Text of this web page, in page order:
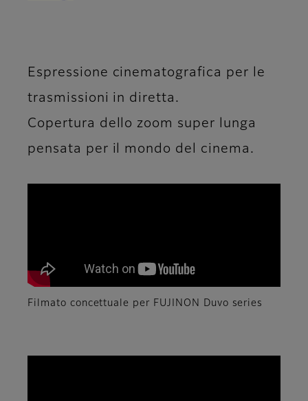
Espressione cinematografica per le
trasmissioni in diretta.
Copertura dello zoom super lunga
pensata per il mondo del cinema.
Filmato concettuale per FUJINON Duvo series